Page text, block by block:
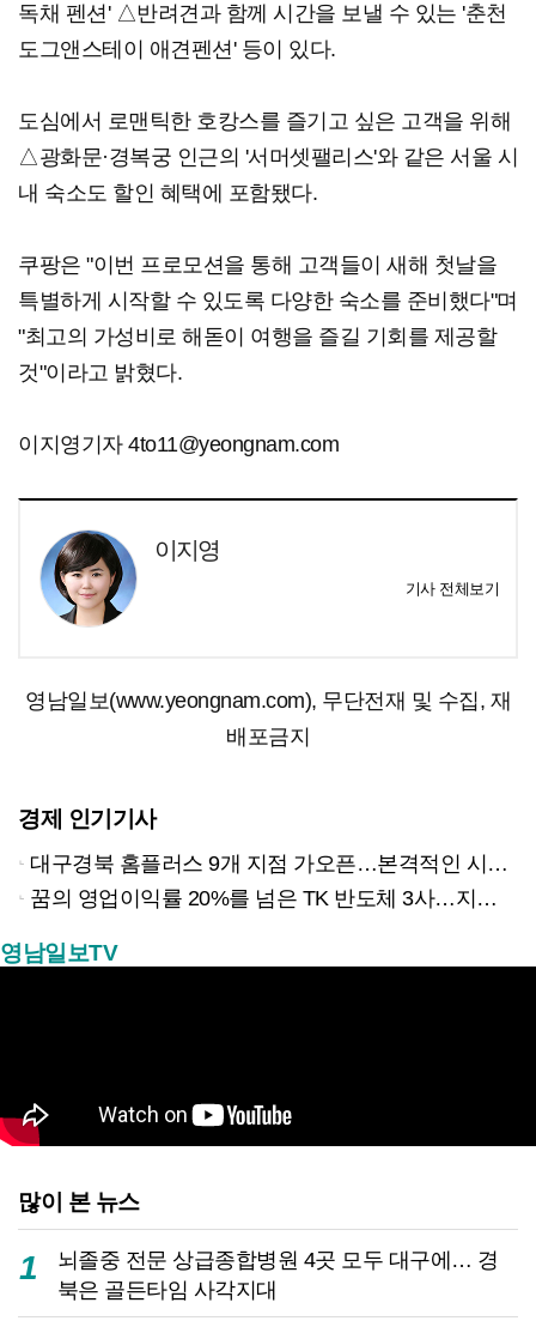
독채 펜션' △반려견과 함께 시간을 보낼 수 있는 '춘천
도그앤스테이 애견펜션' 등이 있다.
도심에서 로맨틱한 호캉스를 즐기고 싶은 고객을 위해
△광화문·경복궁 인근의 '서머셋팰리스'와 같은 서울 시
내 숙소도 할인 혜택에 포함됐다.
쿠팡은 "이번 프로모션을 통해 고객들이 새해 첫날을
특별하게 시작할 수 있도록 다양한 숙소를 준비했다"며
"최고의 가성비로 해돋이 여행을 즐길 기회를 제공할
것"이라고 밝혔다.
이지영기자 4to11@yeongnam.com
이지영
기사 전체보기
영남일보(www.yeongnam.com), 무단전재 및 수집, 재
배포금지
경제 인기기사
대구경북 홈플러스 9개 지점 가오픈…본격적인 시험대 올랐다
꿈의 영업이익률 20%를 넘은 TK 반도체 3사…지역 경제 생태계 바꾸나
영남일보TV
많이 본 뉴스
1
뇌졸중 전문 상급종합병원 4곳 모두 대구에… 경
북은 골든타임 사각지대